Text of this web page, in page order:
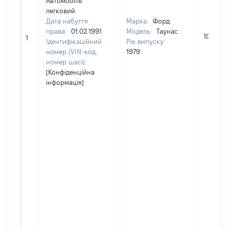
1
легковий
Дата набуття
права:
01.02.1991
Ідентифікаційний
номер (VIN-код,
номер шасі):
[Конфіденційна
інформація]
Марка:
Форд
Модель:
Таунас
Рік випуску:
1979
10000